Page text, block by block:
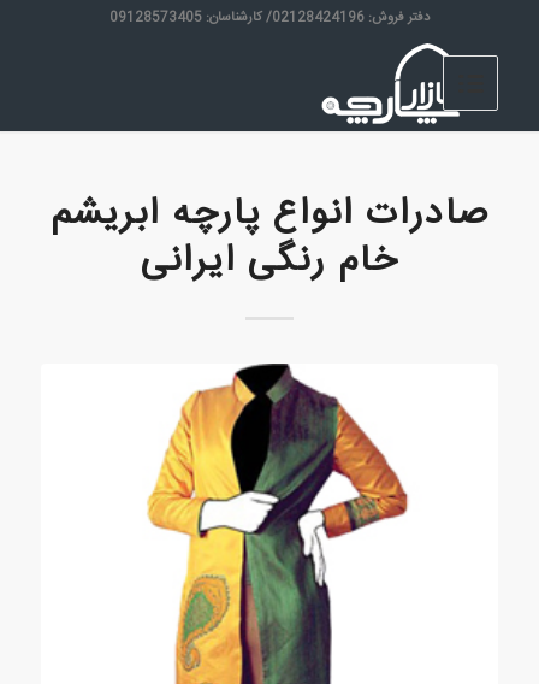
دفتر فروش: 02128424196/ کارشناسان: 09128573405
صادرات انواع پارچه ابریشم
خام رنگی ایرانی